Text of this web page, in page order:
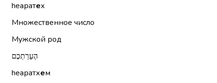
hеаратех
Множественное число
Мужской род
הֶעָרַתְכֶם
hеаратхем